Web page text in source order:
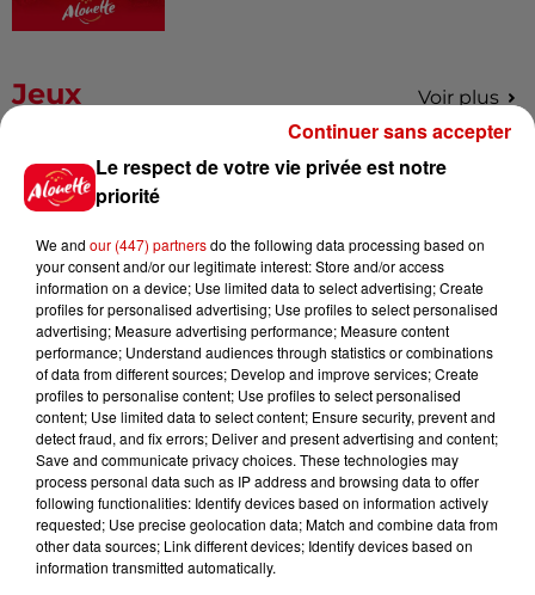
Jeux Voir plus
Gagnez vos places pour le
Festival du Roi Arthur 2026 !
Gagnez vos entrées pour le
Musée du Sport Automobile au
Mans !
Alouette vous invite à
Futuroscope Xperiences !
Le respect de votre vie privée est notre
priorité
We and our (447) partnersdo the following data processing based on
your consent and/or our legitimate interest: Store and/or access
information on a device; Use limited data to select advertising; Create
profiles for personalised advertising; Use profiles to select personalised
advertising; Measure advertising performance; Measure content
performance; Understand audiences through statistics or combinations
of data from different sources; Develop and improve services; Create
profiles to personalise content; Use profiles to select personalised
content; Use limited data to select content; Ensure security, prevent and
detect fraud, and fix errors; Deliver and present advertising and content;
Save and communicate privacy choices. These technologies may
process personal data such as IP address and browsing data to offer
following functionalities: Identify devices based on information actively
requested; Use precise geolocation data; Match and combine data from
other data sources; Link different devices; Identify devices based on
information transmitted automatically.
Continuer sans accepter